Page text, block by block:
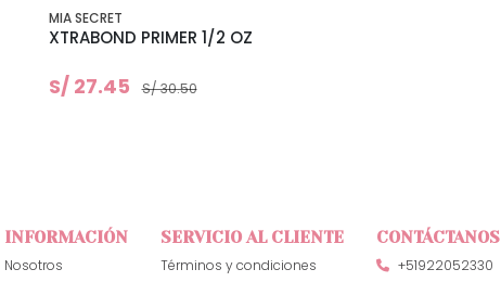
MIA SECRET
XTRABOND PRIMER 1/2 OZ
S/ 27.45 S/ 30.50
INFORMACIÓN
Nosotros
SERVICIO AL CLIENTE
Términos y condiciones
CONTÁCTANOS
+51922052330